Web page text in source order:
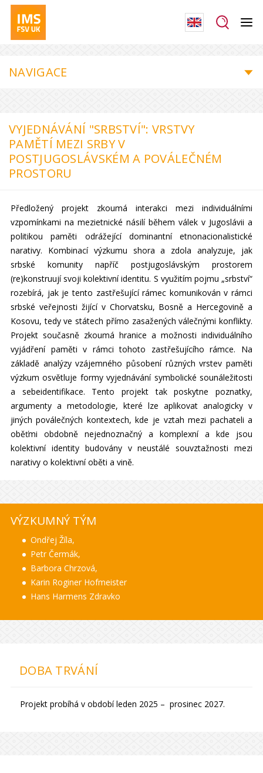
NAVIGACE
VYJEDNÁVÁNÍ "SRBSTVÍ": VRSTVY
PAMĚTÍ MEZI SRBY V
POSTJUGOSLÁVSKÉM A POVÁLEČNÉM
PROSTORU
Předložený projekt zkoumá interakci mezi individuálními
vzpomínkami na mezietnické násilí během válek v Jugoslávii a
politikou paměti odrážející dominantní etnonacionalistické
narativy. Kombinací výzkumu shora a zdola analyzuje, jak
srbské komunity napříč postjugoslávským prostorem
(re)konstruují svoji kolektivní identitu. S využitím pojmu „srbství“
rozebírá, jak je tento zastřešující rámec komunikován v rámci
srbské veřejnosti žijící v Chorvatsku, Bosně a Hercegovině a
Kosovu, tedy ve státech přímo zasažených válečnými konflikty.
Projekt současně zkoumá hranice a možnosti individuálního
vyjádření paměti v rámci tohoto zastřešujícího rámce. Na
základě analýzy vzájemného působení různých vrstev paměti
výzkum osvětluje formy vyjednávání symbolické sounáležitosti
a sebeidentifikace. Tento projekt tak poskytne poznatky,
argumenty a metodologie, které lze aplikovat analogicky v
jiných poválečných kontextech, kde je vztah mezi pachateli a
oběťmi obdobně nejednoznačný a komplexní a kde jsou
kolektivní identity budovány v neustálé souvztažnosti mezi
narativy o kolektivní oběti a vině.
VÝZKUMNÝ TÝM
Ondřej Žíla,
Petr Čermák,
Barbora Chrzová,
Karin Roginer Hofmeister
Hans Harmens Zdravko
DOBA TRVÁNÍ
Projekt probíhá v období leden 2025 – prosinec 2027.